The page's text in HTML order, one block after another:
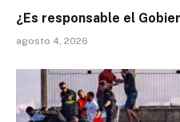
¿Es responsable el
agosto 4, 2026